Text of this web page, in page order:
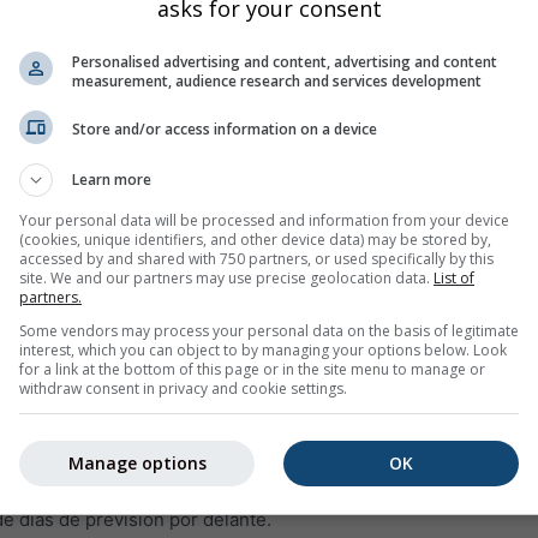
80% 55% 50% 45% 80% 70% 75%
del tiempo por 14 días para46.54°N 8.2°Econ símbolos
mínimas y máximas, la cantidad y la probabilidad de
en la gráfica de la temperatura. El más fuerte la
gruesa representa la tendencia más probable.
se representa con una "T". Estas incertidumbres
días de previsión por delante.
asks for your consent
Personalised advertising and content, advertising and content
measurement, audience research and services development
Store and/or access information on a device
Learn more
Your personal data will be processed and information from your device
(cookies, unique identifiers, and other device data) may be stored by,
accessed by and shared with 750 partners, or used specifically by this
site. We and our partners may use precise geolocation data. List of
partners.
Some vendors may process your personal data on the basis of legitimate
interest, which you can object to by managing your options below. Look
for a link at the bottom of this page or in the site menu to manage or
withdraw consent in privacy and cookie settings.
OK
Manage options